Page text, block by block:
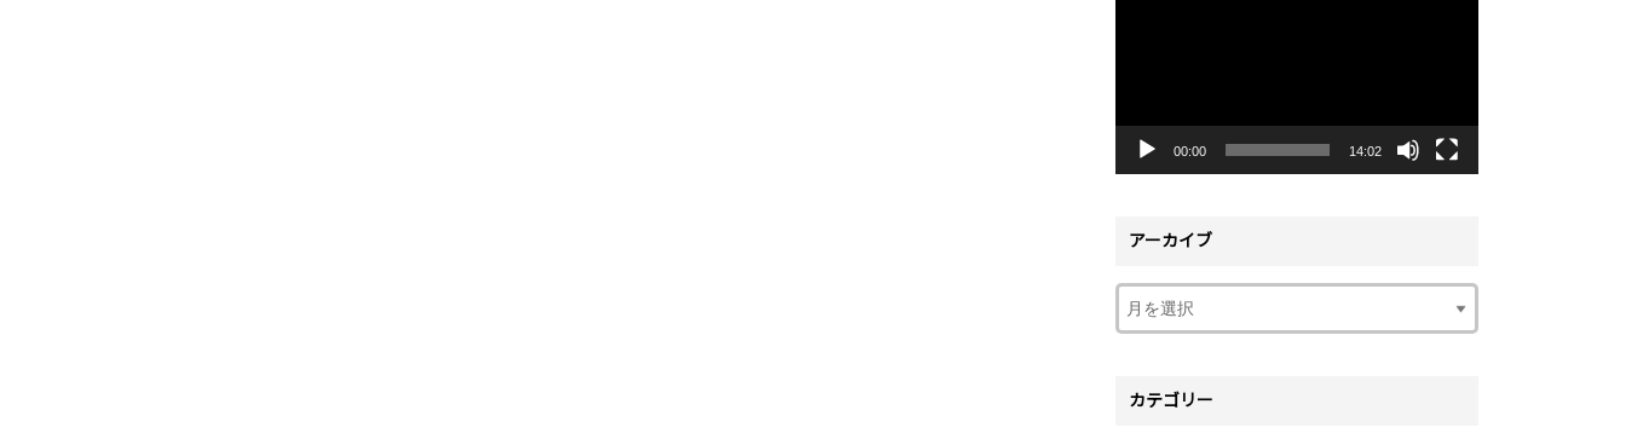
ヤ
00:00 14:02
アーカイブ
カテゴリー